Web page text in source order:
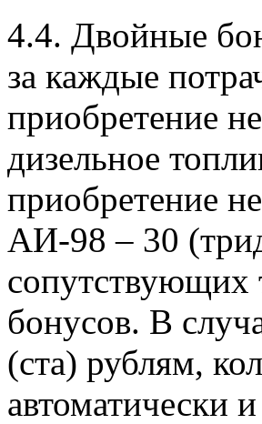
4.4. Двойные
за каждые
приобретение
дизельное
приобретение
АИ-98 – 30
сопутствующих
бонусов. В
(ста) рублям,
автоматически